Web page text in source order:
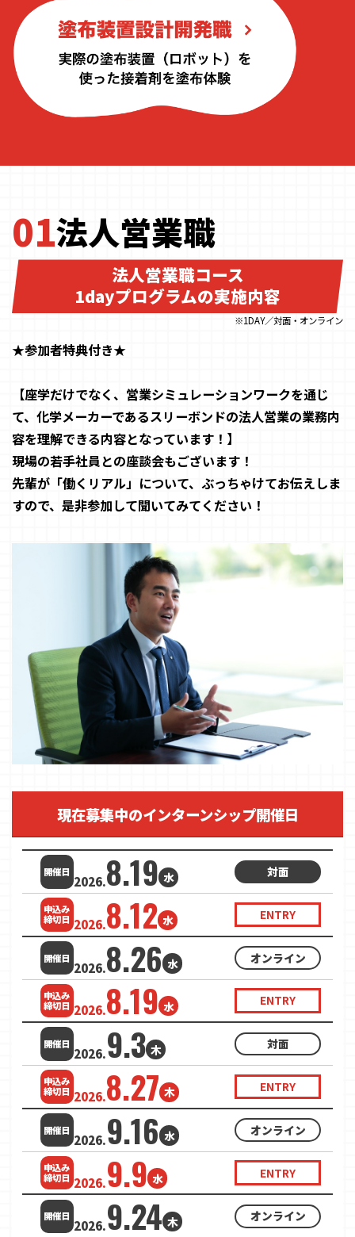
01法人営業職
法人営業職コース
1dayプログラムの実施内容
※1DAY／対面・オンライン
★参加者特典付き★
【座学だけでなく、営業シミュレーションワークを通じ
て、化学メーカーであるスリーボンドの法人営業の業務内
容を理解できる内容となっています！】
現場の若手社員との座談会もございます！
先輩が「働くリアル」について、ぶっちゃけてお伝えしま
すので、是非参加して聞いてみてください！
現在募集中のインターンシップ開催日
開催日
2026.8.19 水 対面
申込み
締切日 2026.8.12 水 ENTRY
開催日
2026.8.26 水 オンライン
申込み
締切日 2026.8.19 水 ENTRY
開催日
2026.9.3 木 対面
申込み
締切日 2026.8.27 木 ENTRY
開催日
2026.9.16 水 オンライン
申込み
締切日 2026.9.9 水 ENTRY
開催日
2026.9.24 木 オンライン